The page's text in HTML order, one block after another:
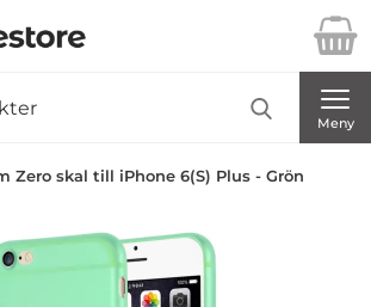
för Danira Telecom AB
Meny
Zero skal till iPhone 6(S) Plus - Grön
med